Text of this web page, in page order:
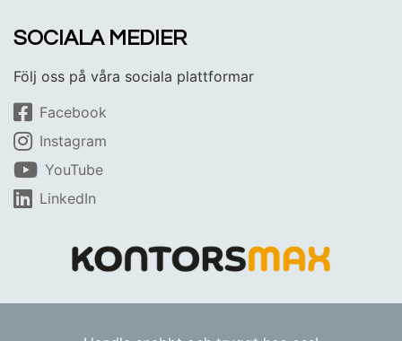
SOCIALA MEDIER
Följ oss på våra sociala plattformar
Facebook
Instagram
YouTube
LinkedIn